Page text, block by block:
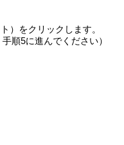
）をクリックします。
順5に進んでください）